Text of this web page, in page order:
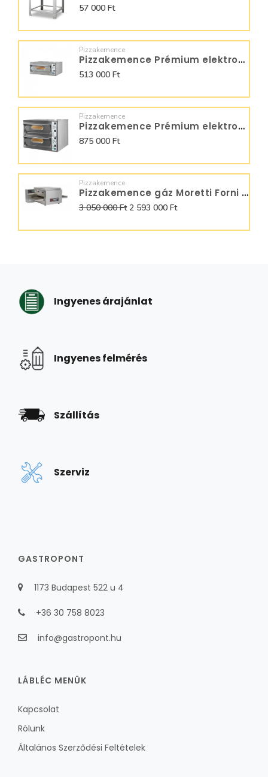
57 000 Ft
Pizzakemence
Pizzakemence Prémium elektromos 1 aknás Start 9 BIG
513 000 Ft
Pizzakemence
Pizzakemence Prémium elektromos Start 99 BIG
875 000 Ft
Pizzakemence
Pizzakemence gáz Moretti Forni futószalagos T64G
3 050 000 Ft2 593 000 Ft
Ingyenes árajánlat
Ingyenes felmérés
Szállítás
Szerviz
GASTROPONT
1173 Budapest 522 u 4
+36 30 758 8023
info@gastropont.hu
LÁBLÉC MENÜK
Kapcsolat
Rólunk
Általános Szerződési Feltételek